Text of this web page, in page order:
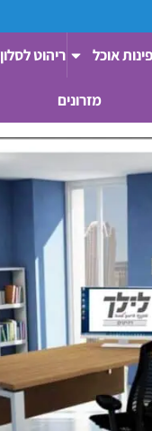
אוכל ריהוט לסלון
מזרונים